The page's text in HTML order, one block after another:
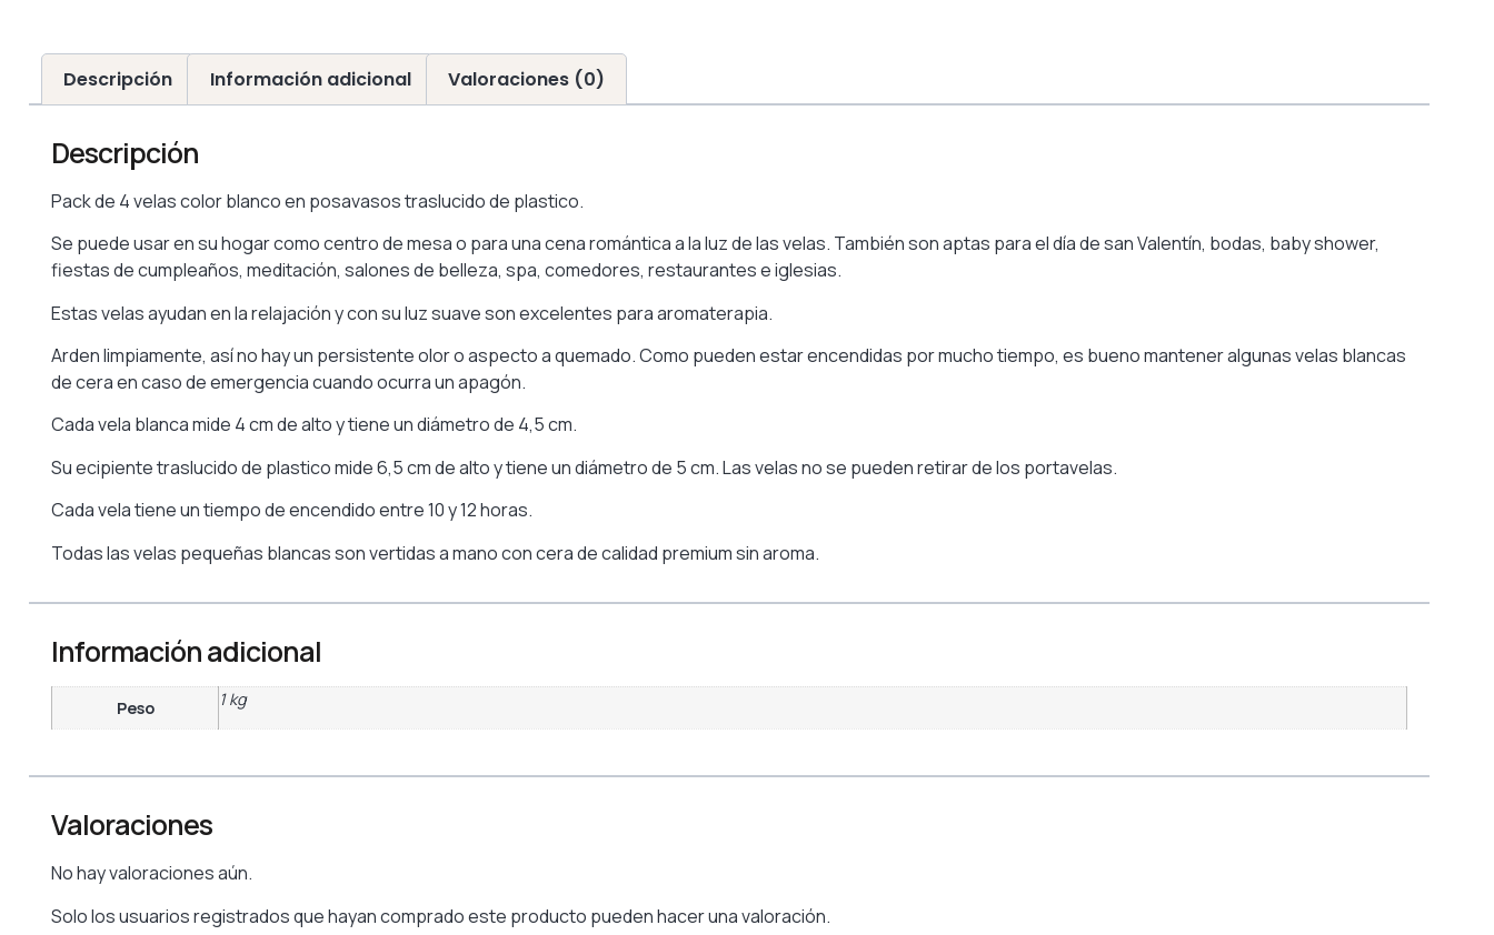
Descripción Información adicional Valoraciones (0)
Descripción
Pack de 4 velas color blanco en posavasos traslucido de plastico.
Se puede usar en su hogar como centro de mesa o para una cena romántica a la luz de las velas. También son aptas para el día de san Valentín, bodas, baby shower,
fiestas de cumpleaños, meditación, salones de belleza, spa, comedores, restaurantes e iglesias.
Estas velas ayudan en la relajación y con su luz suave son excelentes para aromaterapia.
Arden limpiamente, así no hay un persistente olor o aspecto a quemado. Como pueden estar encendidas por mucho tiempo, es bueno mantener algunas velas blancas
de cera en caso de emergencia cuando ocurra un apagón.
Cada vela blanca mide 4 cm de alto y tiene un diámetro de 4,5 cm.
Su ecipiente traslucido de plastico mide 6,5 cm de alto y tiene un diámetro de 5 cm. Las velas no se pueden retirar de los portavelas.
Cada vela tiene un tiempo de encendido entre 10 y 12 horas.
Todas las velas pequeñas blancas son vertidas a mano con cera de calidad premium sin aroma.
Información adicional
Peso 1 kg
Valoraciones
No hay valoraciones aún.
Solo los usuarios registrados que hayan comprado este producto pueden hacer una valoración.